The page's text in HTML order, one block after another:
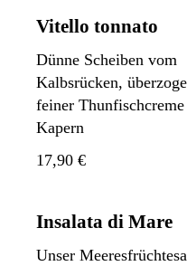
Vitello tonnato
Dünne Scheiben vom
Kalbsrücken,
feiner
Kapern
17,90 €
Insalata di Mare
Unser